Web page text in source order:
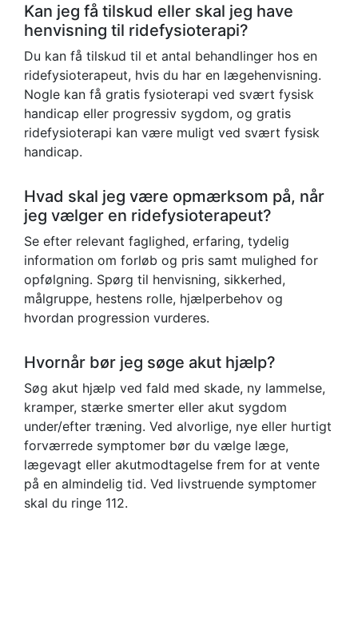
Kan jeg få tilskud eller skal jeg have
henvisning til ridefysioterapi?
Du kan få tilskud til et antal behandlinger hos en
ridefysioterapeut, hvis du har en lægehenvisning.
Nogle kan få gratis fysioterapi ved svært fysisk
handicap eller progressiv sygdom, og gratis
ridefysioterapi kan være muligt ved svært fysisk
handicap.
Hvad skal jeg være opmærksom på, når
jeg vælger en ridefysioterapeut?
Se efter relevant faglighed, erfaring, tydelig
information om forløb og pris samt mulighed for
opfølgning. Spørg til henvisning, sikkerhed,
målgruppe, hestens rolle, hjælperbehov og
hvordan progression vurderes.
Hvornår bør jeg søge akut hjælp?
Søg akut hjælp ved fald med skade, ny lammelse,
kramper, stærke smerter eller akut sygdom
under/efter træning. Ved alvorlige, nye eller hurtigt
forværrede symptomer bør du vælge læge,
lægevagt eller akutmodtagelse frem for at vente
på en almindelig tid. Ved livstruende symptomer
skal du ringe 112.